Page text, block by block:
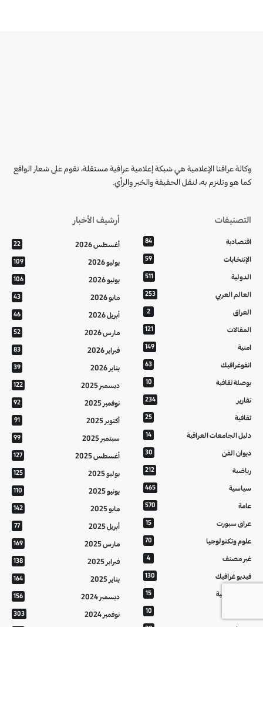
وكالة عراقنا الإعلامية هي شبكة إعلامية عراقية مستقلة، تقوم على شعار الواقع
كما هو وتلتزم به، لنقل الحقيقة والخبر والرأي.
التصنيفات
اقتصادية 84
الإنتخابات 59
الدولية 511
العالم العربي 253
العراق 2
المقالات 121
امنية 149
انفوغرافيك 63
بوصلة ثقافية 10
تقارير 234
ثقافية 25
دليل الجامعات العراقية 14
ديوان الفن 30
رياضية 212
سياسية 465
عامة 570
عراق سبورت 15
علوم وتكنولوجيا 70
غير مصنف 4
فيديو غرافيك 130
معالم عراقية 15
10
منوعات 20
أرشيف الأخبار
أغسطس 2026 22
يوليو 2026 109
يونيو 2026 106
مايو 2026 43
أبريل 2026 46
مارس 2026 52
فبراير 2026 83
يناير 2026 39
ديسمبر 2025 122
نوفمبر 2025 92
أكتوبر 2025 91
سبتمبر 2025 99
أغسطس 2025 127
يوليو 2025 125
يونيو 2025 110
مايو 2025 142
أبريل 2025 77
مارس 2025 169
فبراير 2025 138
يناير 2025 164
ديسمبر 2024 156
نوفمبر 2024 303